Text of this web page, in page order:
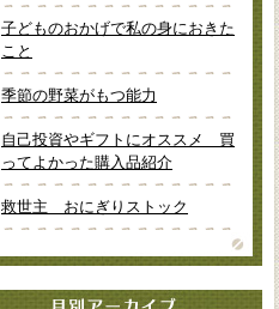
子どものおかげで私の身におきた
こと
季節の野菜がもつ能力
自己投資やギフトにオススメ 買
ってよかった購入品紹介
救世主 おにぎりストック